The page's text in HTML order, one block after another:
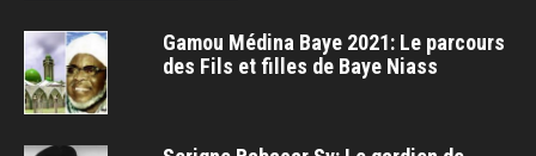
Gamou Médina Baye 2021: Le parcours
des Fils et filles de Baye Niass